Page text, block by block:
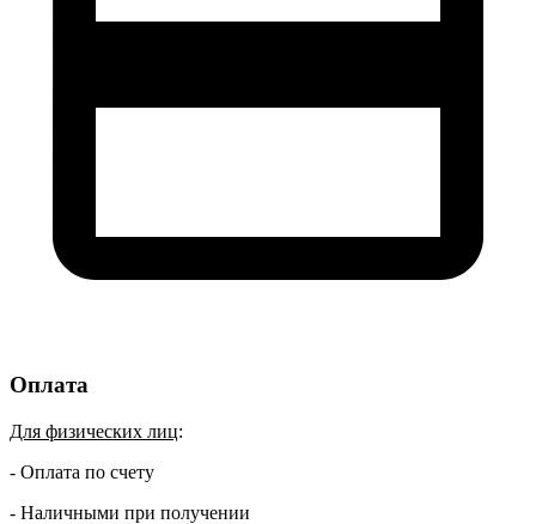
Оплата
Для физических лиц:
- Оплата по счету
- Наличными при получении